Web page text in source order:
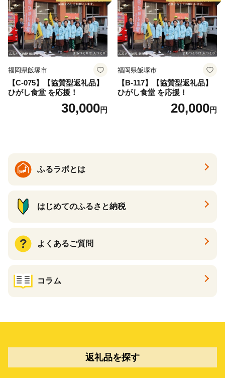
福岡県飯塚市
【C-075】【協賛型返礼品】
ひがし食堂 を応援！
30,000円
福岡県飯塚市
【B-117】【協賛型返礼品】
ひがし食堂 を応援！
20,000円
ふるラボとは
はじめてのふるさと納税
よくあるご質問
コラム
返礼品を探す